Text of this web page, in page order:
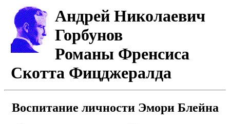
Андрей Николаевич
Горбунов
Романы Френсиса
Скотта Фицджералда
Воспитание личности Эмори Блейна